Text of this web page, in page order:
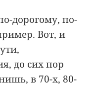
дорогому, по-
Вот, и
до сих пор
в 70-х, 80-